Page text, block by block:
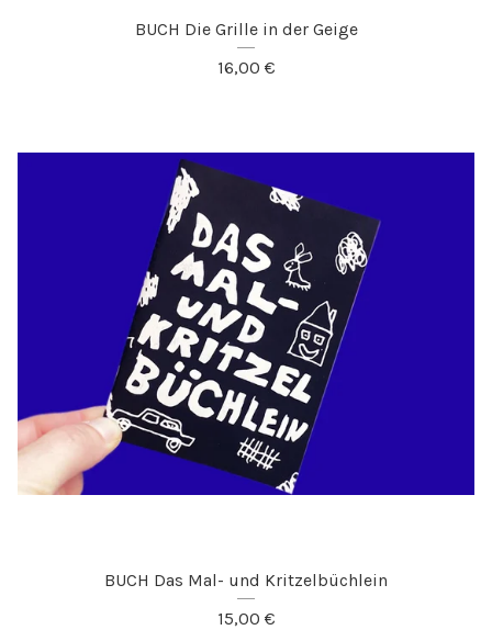
BUCH Die Grille in der Geige
16,00 €
BUCH Das Mal- und Kritzelbüchlein
15,00 €